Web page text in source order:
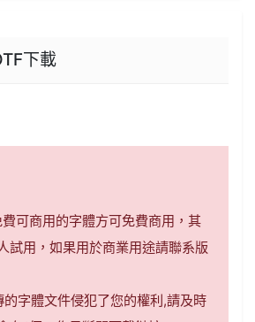
下載
可商用的字體方可免費商用，其
試用，如果用於商業用途請聯系版
字體文件侵犯了您的權利,請及時